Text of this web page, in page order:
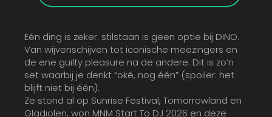
Eén ding is zeker: stilstaan is geen optie bij DINO.
Van wijvenschijven tot iconische meezingers en
de ene guilty pleasure na de andere. Dit is zo’n
set waarbij je denkt “oké, nog één” (spoiler: het
blijft niet bij één).
Ze stond al op Sunrise Festival, Tomorrowland en
Gladiolen, won MNM Start To DJ 2026 en deze